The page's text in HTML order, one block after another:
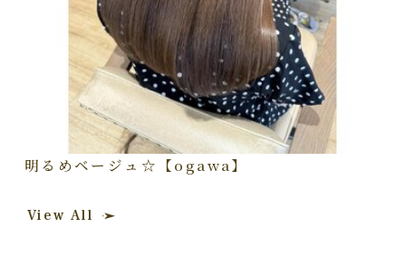
明るめベージュ☆【ogawa】
View All